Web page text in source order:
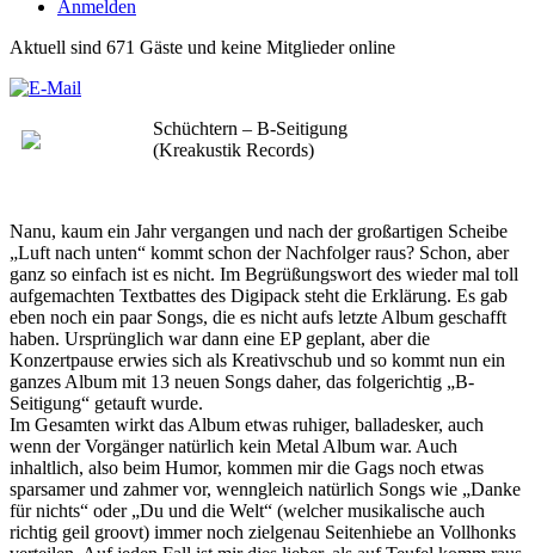
Anmelden
Aktuell sind 671 Gäste und keine Mitglieder online
Schüchtern – B-Seitigung
(Kreakustik Records)
Nanu, kaum ein Jahr vergangen und nach der großartigen Scheibe
„Luft nach unten“ kommt schon der Nachfolger raus? Schon, aber
ganz so einfach ist es nicht. Im Begrüßungswort des wieder mal toll
aufgemachten Textbattes des Digipack steht die Erklärung. Es gab
eben noch ein paar Songs, die es nicht aufs letzte Album geschafft
haben. Ursprünglich war dann eine EP geplant, aber die
Konzertpause erwies sich als Kreativschub und so kommt nun ein
ganzes Album mit 13 neuen Songs daher, das folgerichtig „B-
Seitigung“ getauft wurde.
Im Gesamten wirkt das Album etwas ruhiger, balladesker, auch
wenn der Vorgänger natürlich kein Metal Album war. Auch
inhaltlich, also beim Humor, kommen mir die Gags noch etwas
sparsamer und zahmer vor, wenngleich natürlich Songs wie „Danke
für nichts“ oder „Du und die Welt“ (welcher musikalische auch
richtig geil groovt) immer noch zielgenau Seitenhiebe an Vollhonks